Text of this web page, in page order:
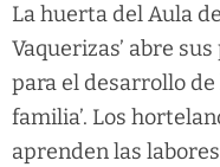
La huerta del Aula
Vaquerizas’ abre
para el desarrollo
familia’. Los
aprenden las